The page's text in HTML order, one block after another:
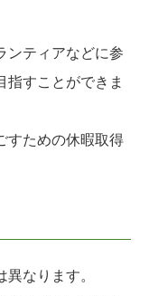
ンティアなどに参
指すことができま
すための休暇取得
なります。